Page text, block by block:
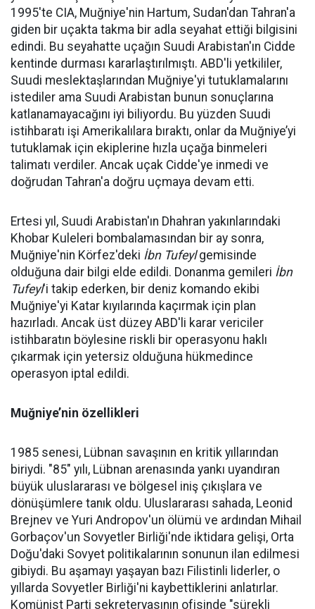
1995'te CIA, Muğniye'nin Hartum, Sudan'dan Tahran'a
giden bir uçakta takma bir adla seyahat ettiği bilgisini
edindi. Bu seyahatte uçağın Suudi Arabistan'ın Cidde
kentinde durması kararlaştırılmıştı. ABD'li yetkililer,
Suudi meslektaşlarından Muğniye'yi tutuklamalarını
istediler ama Suudi Arabistan bunun sonuçlarına
katlanamayacağını iyi biliyordu. Bu yüzden Suudi
istihbaratı işi Amerikalılara bıraktı, onlar da Muğniye’yi
tutuklamak için ekiplerine hızla uçağa binmeleri
talimatı verdiler. Ancak uçak Cidde'ye inmedi ve
doğrudan Tahran'a doğru uçmaya devam etti.
Ertesi yıl, Suudi Arabistan'ın Dhahran yakınlarındaki
Khobar Kuleleri bombalamasından bir ay sonra,
Muğniye'nin Körfez'deki İbn Tufeylgemisinde
olduğuna dair bilgi elde edildi. Donanma gemileri İbn
Tufeyl'i takip ederken, bir deniz komando ekibi
Muğniye'yi Katar kıyılarında kaçırmak için plan
hazırladı. Ancak üst düzey ABD'li karar vericiler
istihbaratın böylesine riskli bir operasyonu haklı
çıkarmak için yetersiz olduğuna hükmedince
operasyon iptal edildi.
Muğniye’nin özellikleri
1985 senesi, Lübnan savaşının en kritik yıllarından
biriydi. "85" yılı, Lübnan arenasında yankı uyandıran
büyük uluslararası ve bölgesel iniş çıkışlara ve
dönüşümlere tanık oldu. Uluslararası sahada, Leonid
Brejnev ve Yuri Andropov'un ölümü ve ardından Mihail
Gorbaçov'un Sovyetler Birliği'nde iktidara gelişi, Orta
Doğu'daki Sovyet politikalarının sonunun ilan edilmesi
gibiydi. Bu aşamayı yaşayan bazı Filistinli liderler, o
yıllarda Sovyetler Birliği'ni kaybettiklerini anlatırlar.
Komünist Parti sekreteryasının ofisinde "sürekli